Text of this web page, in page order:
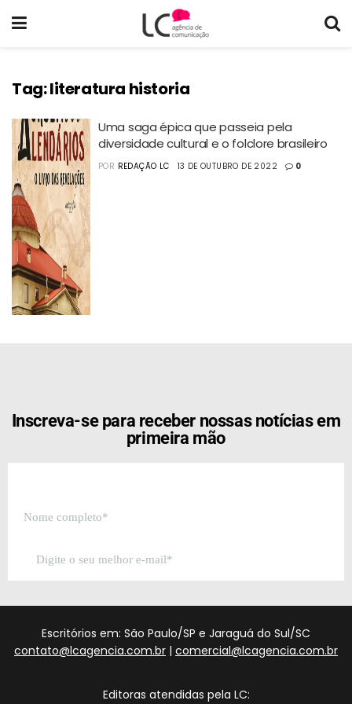
Tag:literatura historia
Uma saga épica que passeia pela
diversidade cultural e o folclore brasileiro
POR REDAÇÃO LC 13 DE OUTUBRO DE 2022 0
Inscreva-se para receber nossas notícias em
primeira mão
Escritórios em: São Paulo/SP e Jaraguá do Sul/SC
contato@lcagencia.com.br | comercial@lcagencia.com.br
Editoras atendidas pela LC: